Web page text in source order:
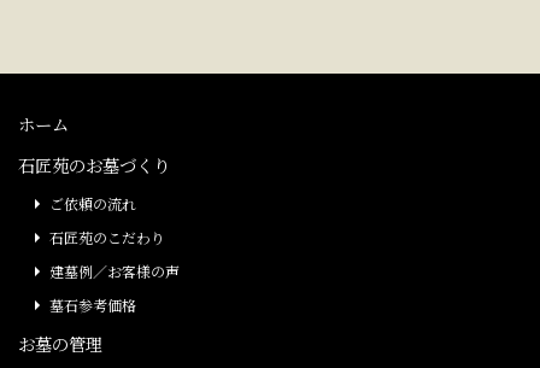
ホーム
石匠苑のお墓づくり
ご依頼の流れ
石匠苑のこだわり
建墓例／お客様の声
墓石参考価格
お墓の管理